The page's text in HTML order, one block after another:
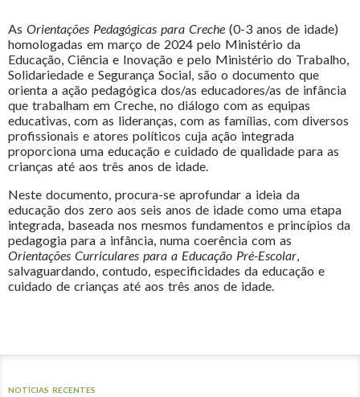
As Orientações Pedagógicas para Creche (0-3 anos de idade)
homologadas em março de 2024 pelo Ministério da
Educação, Ciência e Inovação e pelo Ministério do Trabalho,
Solidariedade e Segurança Social, são o documento que
orienta a ação pedagógica dos/as educadores/as de infância
que trabalham em Creche, no diálogo com as equipas
educativas, com as lideranças, com as famílias, com diversos
profissionais e atores políticos cuja ação integrada
proporciona uma educação e cuidado de qualidade para as
crianças até aos três anos de idade.
Neste documento, procura-se aprofundar a ideia da
educação dos zero aos seis anos de idade como uma etapa
integrada, baseada nos mesmos fundamentos e princípios da
pedagogia para a infância, numa coerência com as
Orientações Curriculares para a Educação Pré-Escolar,
salvaguardando, contudo, especificidades da educação e
cuidado de crianças até aos três anos de idade.
NOTÍCIAS RECENTES